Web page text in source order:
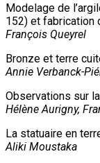
Modelage de
152) et fabrication
François Queyrel
Bronze et terre
Annie Verbanck-
Observations sur
Hélène Aurigny,
La statuaire en
Aliki Moustaka